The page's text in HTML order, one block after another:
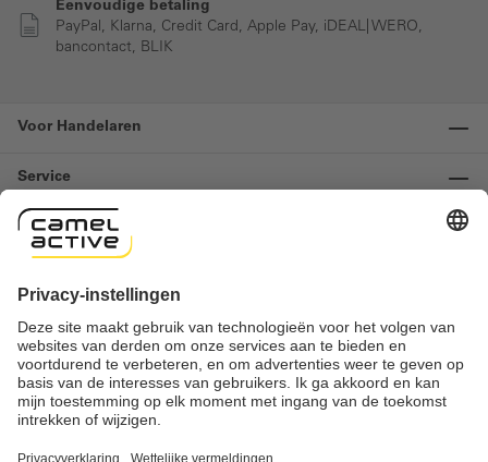
Eenvoudige betaling
PayPal, Klarna, Credit Card, Apple Pay, iDEAL| WERO,
bancontact, BLIK
Voor Handelaren
Service
Informatie
Important links
Herroeping